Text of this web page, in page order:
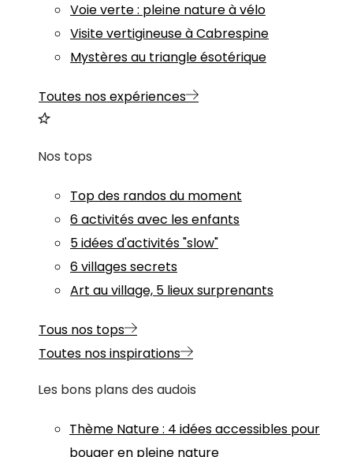
Voie verte : pleine nature à vélo
Visite vertigineuse à Cabrespine
Mystères au triangle ésotérique
Toutes nos expériences
Nos tops
Top des randos du moment
6 activités avec les enfants
5 idées d'activités "slow"
6 villages secrets
Art au village, 5 lieux surprenants
Tous nos tops
Toutes nos inspirations
Les bons plans des audois
Thème Nature: 4 idées accessibles pour
bouger en pleine nature